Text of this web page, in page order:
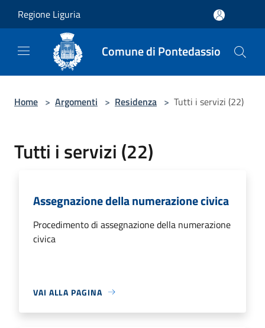
Regione Liguria
Comune di Pontedassio
Home > Argomenti > Residenza > Tutti i servizi (22)
Tutti i servizi (22)
Assegnazione della numerazione civica
Procedimento di assegnazione della numerazione
civica
VAI ALLA PAGINA